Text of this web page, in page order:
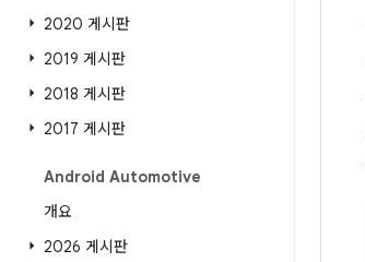
2020 게시판
2019 게시판
2018 게시판
2017 게시판
Android Automotive
개요
2026 게시판